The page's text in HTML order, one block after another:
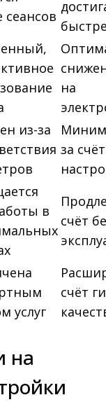
на
из-за
за
в
счёт
услуг
счёт
на